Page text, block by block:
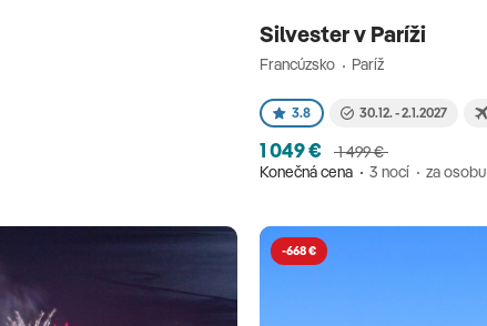
Silvester v Paríži
Francúzsko Paríž
3.8 30.12. - 2.1.2027
1 049 €
1 499 €
Konečná cena
3 nocí za osobu
-668 €